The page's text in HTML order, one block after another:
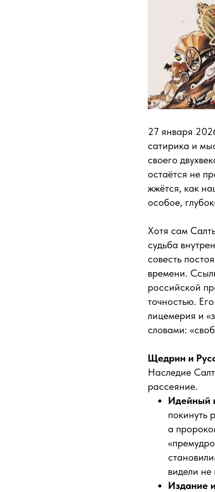
27 января
сатирика и
своего
остаётся не
жжётся, как
особое,
Хотя сам
судьба
совесть
времени.
российской
точностью.
лицемерия и
словами:
Щедрин и
Наследие
рассеяние.
Идейный
покинуть
а
видели
Издание